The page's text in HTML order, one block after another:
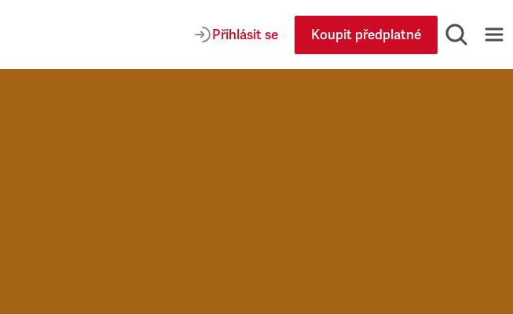
Přihlásit se Koupit předplatné